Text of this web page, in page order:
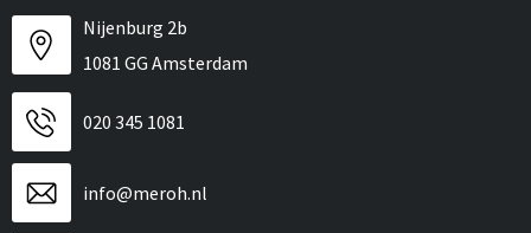
Nijenburg 2b
1081 GG Amsterdam
020 345 1081
info@meroh.nl